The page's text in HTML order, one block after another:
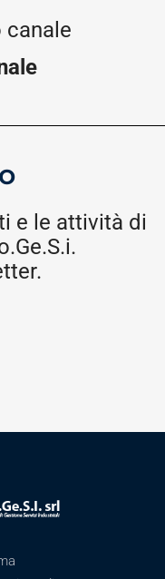
canale
e le attività di